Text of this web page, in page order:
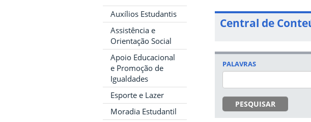
Auxílios Estudantis
Assistência e
Orientação Social
Apoio Educacional
e Promoção de
Igualdades
Esporte e Lazer
Moradia Estudantil
Central de
PALAVRAS
PESQUISAR